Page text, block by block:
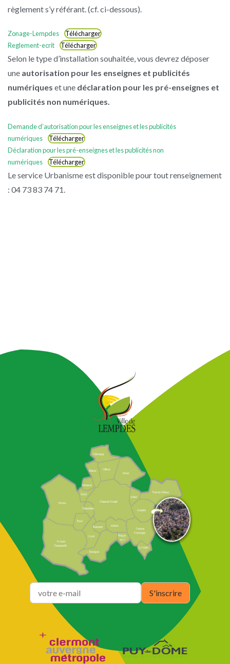
règlement s’y référant. (cf. ci-dessous).
Zonage-Lempdes
Télécharger
Reglement-ecrit
Télécharger
Selon le type d’installation souhaitée, vous devrez déposer
une autorisation pour les enseignes et publicités
numériques et une déclaration pour les pré-enseignes et
publicités non numériques.
Demande d’autorisation pour les enseignes et les publicités
numériques
Télécharger
Déclaration pour les pré-enseignes et les publicités non
numériques
Télécharger
Le service Urbanisme est disponible pour tout renseignement
: 04 73 83 74 71.